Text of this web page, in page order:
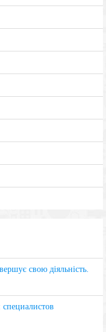
свою діяльність.